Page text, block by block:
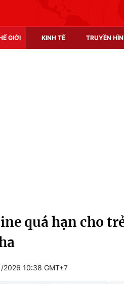
GIỚI KINH TẾ TRUYỀN
quá hạn cho
2026 10:38 GMT+7